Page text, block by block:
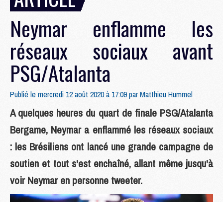
Neymar enflamme les
réseaux sociaux avant
PSG/Atalanta
Publié le mercredi 12 août 2020 à 17:09 parMatthieu Hummel
A quelques heures du quart de finale PSG/Atalanta
Bergame, Neymar a enflammé les réseaux sociaux
: les Brésiliens ont lancé une grande campagne de
soutien et tout s'est enchaîné, allant même jusqu'à
voir Neymar en personne tweeter.